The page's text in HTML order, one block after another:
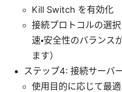
Kill Switch を有効化
接続プロトコルの選
速・安全性のバランス
ます）
ステップ4: 接続サーバ
使用目的に応じて最